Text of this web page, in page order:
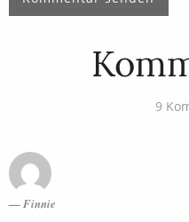
9
Finnie